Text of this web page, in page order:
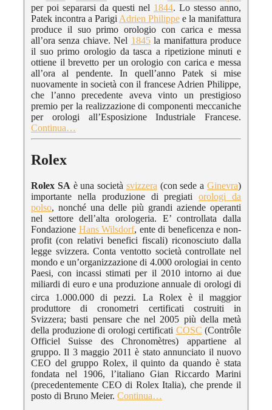
per poi separarsi da questi nel 1844. Lo stesso anno,
Patek incontra a Parigi Adrien Philippe e la manifattura
produce il suo primo orologio con carica e messa
all’ora senza chiave. Nel 1845la manifattura produce
il suo primo orologio da tasca a ripetizione minuti e
ottiene il brevetto per un orologio con carica e messa
all’ora al pendente. In quell’anno Patek si mise
nuovamente in società con il francese Adrien Philippe,
che l’anno precedente aveva vinto un prestigioso
premio per la realizzazione di componenti meccaniche
per orologi all’Esposizione Industriale Francese.
Continua…
Rolex
Rolex SA è una società svizzera (con sede aGinevra)
importante nella produzione di pregiatiorologi da
polso, nonché una delle più grandi aziende operanti
nel settore dell’alta orologeria. E’ controllata dalla
Fondazione Hans Wilsdorf, ente di beneficenza e non-
profit (con relativi benefici fiscali) riconosciuto dalla
legge svizzera. Conta ventotto società controllate nel
mondo e un’organizzazione di 4.000 orologiai in cento
Paesi, con incassi stimati per il 2010 intorno ai due
miliardi di euro e una produzione annuale di orologi di
circa 1.000.000 di pezzi. La Rolex è il maggior
produttore di cronometri certificati costruiti in
Svizzera; basti pensare che nel 2005 più della metà
della produzione di orologi certificati COSC (Contrôle
Officiel Suisse des Chronomètres) appartiene al
gruppo. Il 3 maggio 2011 è stato annunciato il nuovo
CEO del gruppo Rolex, il quinto da quando è stata
fondata nel 1906, l’italiano Gian Riccardo Marini
(precedentemente CEO di Rolex Italia), che prende il
posto di Bruno Meier. Continua…